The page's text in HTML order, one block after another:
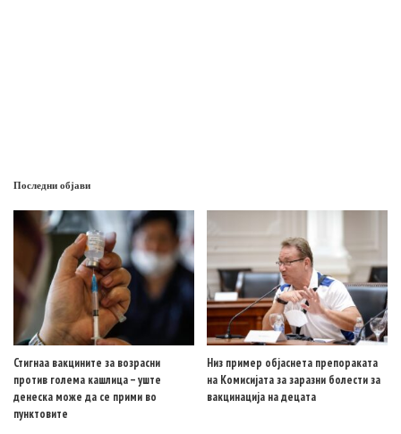
Последни објави
Стигнаа вакцините за возрасни
против голема кашлица – уште
денеска може да се прими во
пунктовите
Низ пример објаснета препораката
на Комисијата за заразни болести за
вакцинација на децата